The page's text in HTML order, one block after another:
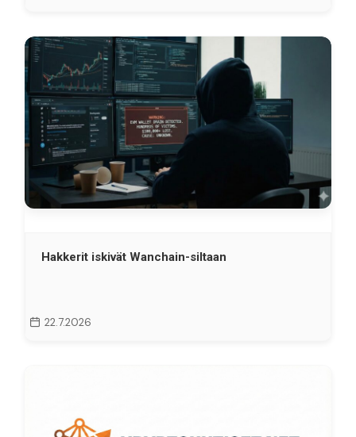
Hakkerit iskivät Wanchain-siltaan
22.7.2026